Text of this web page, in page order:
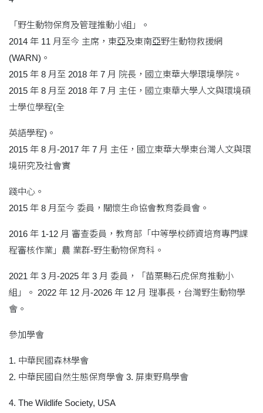
「野生動物保育及管理推動小組」。
2014 年 11 月至今 主席，東亞及東南亞野生動物救援網
(WARN)。
2015 年 8 月至 2018 年 7 月 院長，國立東華大學環境學院。
2015 年 8 月至 2018 年 7 月 主任，國立東華大學人文與環境碩
士學位學程(全
英語學程)。
2015 年 8 月-2017 年 7 月 主任，國立東華大學東台灣人文與環
境研究及社會實
踐中心。
2015 年 8 月至今 委員，關懷生命協會教育委員會。
2016 年 1-12 月 審查委員，教育部「中等學校師資培育專門課
程審核作業」農 業群-野生動物保育科。
2021 年 3 月-2025 年 3 月 委員，「苗栗縣石虎保育推動小
組」。 2022 年 12 月-2026 年 12 月 理事長，台灣野生動物學
會。
參加學會
1. 中華民國森林學會
2. 中華民國自然生態保育學會 3. 屏東野鳥學會
4. The Wildlife Society, USA